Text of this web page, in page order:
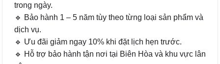
trong ngày.
🔹 Bảo hành 1 – 5 năm tùy theo từng loại sản phẩm và
dịch vụ.
🔹 Ưu đãi giảm ngay 10% khi đặt lịch hẹn trước.
🔹 Hỗ trợ bảo hành tận nơi tại Biên Hòa và khu vực lân